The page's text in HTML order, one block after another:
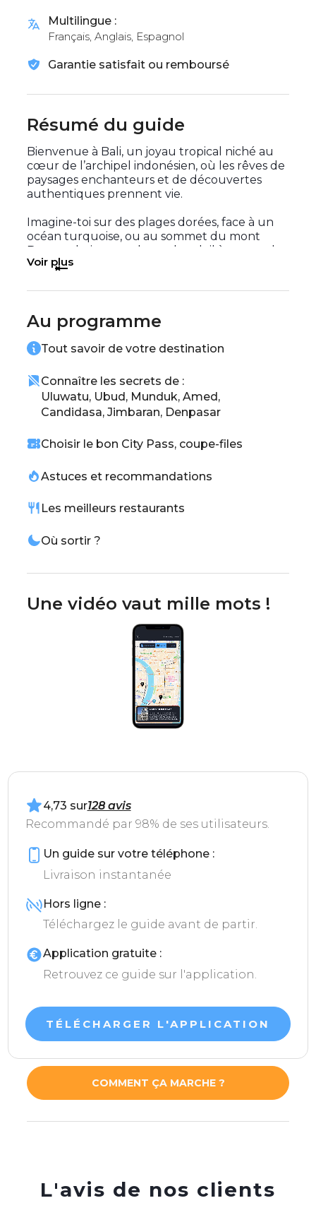
Multilingue :
Français, Anglais, Espagnol
Garantie satisfait ou remboursé
Résumé du guide
Bienvenue à Bali, un joyau tropical niché au
cœur de l’archipel indonésien, où les rêves de
paysages enchanteurs et de découvertes
authentiques prennent vie.
Imagine-toi sur des plages dorées, face à un
océan turquoise, ou au sommet du mont
Batur, admirant un lever de soleil à couper le
souffle. Explore les rizières en terrasse de
et plonge dans les eaux cristallines de Nusa
sacrés et l’énergie spirituelle unique de l’île.
Bali t’attend pour un voyage inoubliable ✨
Voir plus
Au programme
Tout savoir de votre destination
Connaître les secrets de :
Uluwatu, Ubud, Munduk, Amed,
Candidasa, Jimbaran, Denpasar
Choisir le bon City Pass, coupe-files
Astuces et recommandations
Les meilleurs restaurants
Où sortir ?
Une vidéo vaut mille mots !
4,73 sur128 avis
Recommandé par 98% de ses utilisateurs.
Un guide sur votre téléphone :
Livraison instantanée
Hors ligne :
Téléchargez le guide avant de partir.
Application gratuite :
Retrouvez ce guide sur l'application.
TÉLÉCHARGER L'APPLICATION
COMMENT ÇA MARCHE ?
L'avis de nos clients